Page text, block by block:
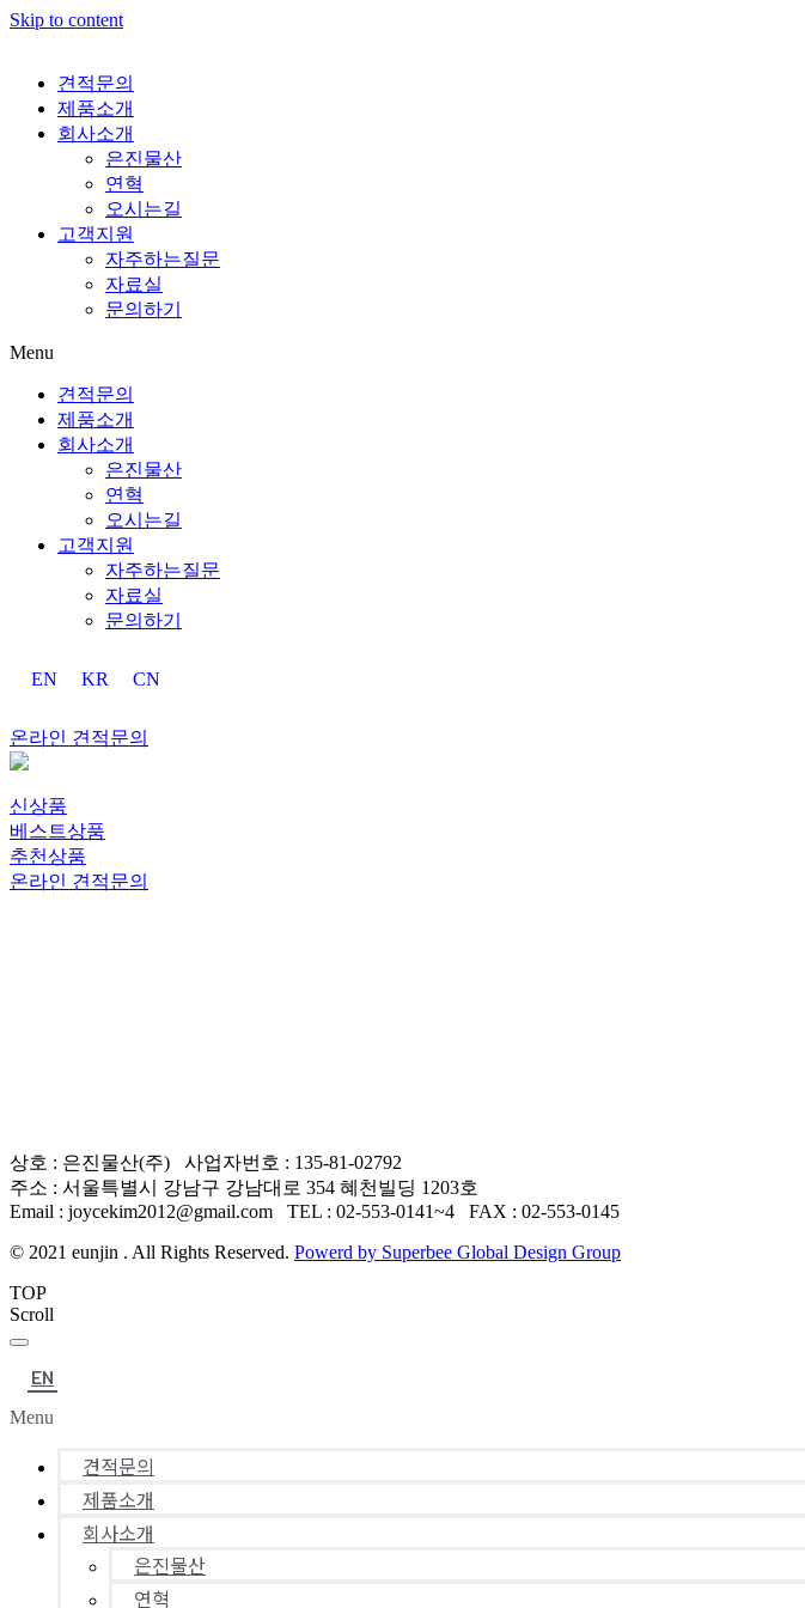
Skip to content
견적문의
제품소개
회사소개
은진물산
연혁
오시는길
고객지원
자주하는질문
자료실
문의하기
Menu
견적문의
제품소개
회사소개
은진물산
연혁
오시는길
고객지원
자주하는질문
자료실
문의하기
EN KR CN
온라인 견적문의
신상품
베스트상품
추천상품
온라인 견적문의
상호 : 은진물산(주) 사업자번호 : 135-81-02792
주소 : 서울특별시 강남구 강남대로 354 혜천빌딩 1203호
Email : joycekim2012@gmail.com TEL : 02-553-0141~4 FAX : 02-553-0145
© 2021 eunjin . All Rights Reserved. Powerd by Superbee Global Design Group
TOP
Scroll
EN
Menu
견적문의
제품소개
회사소개
은진물산
연혁